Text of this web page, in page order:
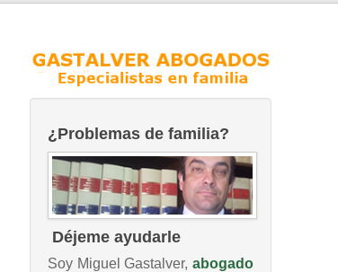
¿Problemas de familia?
Déjeme ayudarle
Soy Miguel Gastalver, abogado